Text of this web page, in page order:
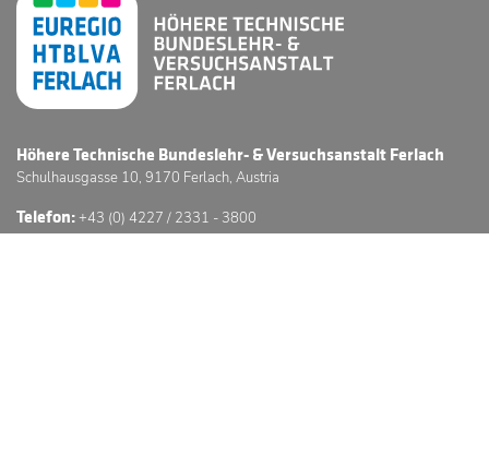
Höhere Technische Bundeslehr- & Versuchsanstalt Ferlach
Schulhausgasse 10, 9170 Ferlach, Austria
Telefon:+43 (0) 4227 / 2331 - 3800
E-Mail: